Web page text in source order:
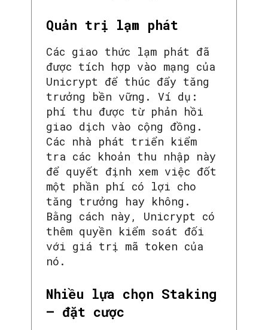
Quản trị lạm phát
Các giao thức lạm phát đã
được tích hợp vào mạng của
Unicrypt để thúc đẩy tăng
trưởng bền vững. Ví dụ:
phí thu được từ phản hồi
giao dịch vào cộng đồng.
Các nhà phát triển kiểm
tra các khoản thu nhập này
để quyết định xem việc đốt
một phần phí có lợi cho
tăng trưởng hay không.
Bằng cách này, Unicrypt có
thêm quyền kiểm soát đối
với giá trị mã token của
nó.
Nhiều lựa chọn Staking
– đặt cược